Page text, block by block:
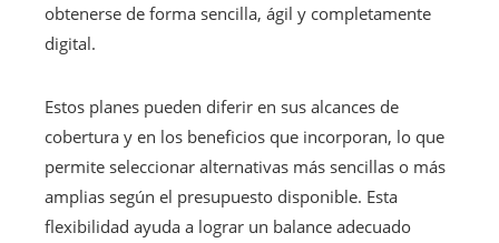
obtenerse de forma sencilla, ágil y completamente
digital.
Estos planes pueden diferir en sus alcances de
cobertura y en los beneficios que incorporan, lo que
permite seleccionar alternativas más sencillas o más
amplias según el presupuesto disponible. Esta
flexibilidad ayuda a lograr un balance adecuado